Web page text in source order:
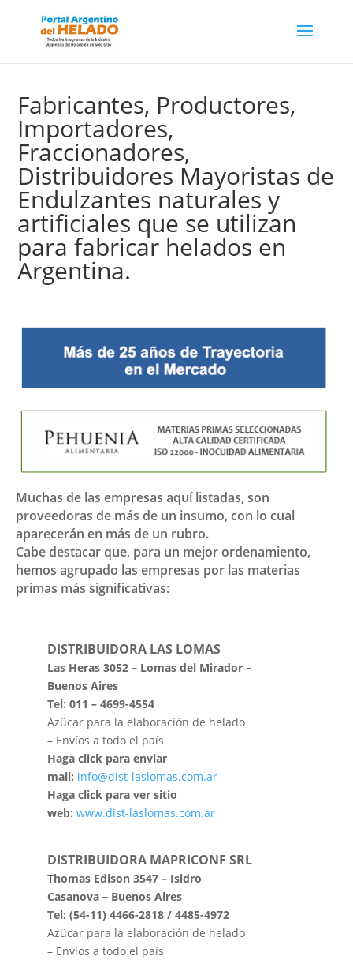
Fabricantes, Productores,
Importadores,
Fraccionadores,
Distribuidores Mayoristas de
Endulzantes naturales y
artificiales que se utilizan
para fabricar helados en
Argentina.
Muchas de las empresas aquí listadas, son
proveedoras de más de un insumo, con lo cual
aparecerán en más de un rubro.
Cabe destacar que, para un mejor ordenamiento,
hemos agrupado las empresas por las materias
primas más significativas:
DISTRIBUIDORA LAS LOMAS
Las Heras 3052 – Lomas del Mirador –
Buenos Aires
Tel: 011 – 4699-4554
Azücar para la elaboración de helado
– Envíos a todo el país
Haga click para enviar
mail: info@dist-laslomas.com.ar
Haga click para ver sitio
web: www.dist-laslomas.com.ar
DISTRIBUIDORA MAPRICONF SRL
Thomas Edison 3547 – Isidro
Casanova – Buenos Aires
Tel: (54-11) 4466-2818 / 4485-4972
Azücar para la elaboración de helado
– Envíos a todo el país